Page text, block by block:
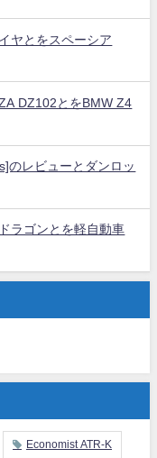
ヤとをスペーシア
DZ102とをBMW Z4
のレビューとダンロッ
ラゴンとを軽自動車
Economist ATR-K